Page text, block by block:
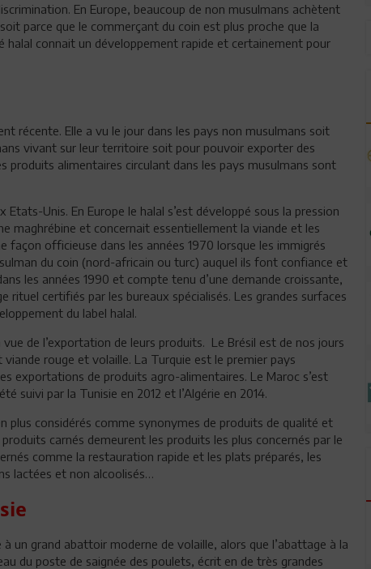
En Europe, beaucoup de non musulmans achètent
parce que le commerçant du coin est plus proche que la
halal connait un développement rapide et certainement pour
récente. Elle a vu le jour dans les pays non musulmans soit
vivant sur leur territoire soit pour pouvoir exporter des
produits alimentaires circulant dans les pays musulmans sont
Unis. En Europe le halal s’est développé sous la pression
maghrébine et concernait essentiellement la viande et les
façon officieuse dans les années 1970 lorsque les immigrés
du coin (nord-africain ou turc) auquel ils font confiance et
les années 1990 et compte tenu d’une demande croissante,
rituel certifiés par les bureaux spécialisés. Les grandes surfaces
du label halal.
vue de l’exportation de leurs produits. Le Brésil est de nos jours
rouge et volaille. La Turquie est le premier pays
exportations de produits agro-alimentaires. Le Maroc s’est
suivi par la Tunisie en 2012 et l’Algérie en 2014.
plus considérés comme synonymes de produits de qualité et
carnés demeurent les produits les plus concernés par le
comme la restauration rapide et les plats préparés, les
lactées et non alcoolisés…
un grand abattoir moderne de volaille, alors que l’abattage à la
du poste de saignée des poulets, écrit en de très grandes